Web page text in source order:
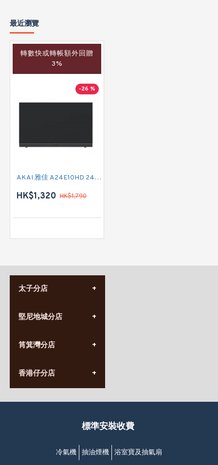
最近瀏覽
轉數快或轉帳額外回贈
3%
-26 %
AKAI 雅佳 A24E10HD 24吋 HD READY-TV
HK$1,320 HK$1,790
太子分店
營業時間:
九龍太子太子道西141號
堅尼地城分店
營業時間:
香港堅尼地城卑路乍街
(堅尼地城地鐵站B出口)
筲箕灣分店
營業時間:
(10:00am-20:30pm)
香港仔分店
營業時間:
香港香港仔成都道20-28號
(黃竹坑地鐵站轉4M專線小巴)
標準安裝收費
冷氣機 抽油煙機 浴室寶及抽氣扇